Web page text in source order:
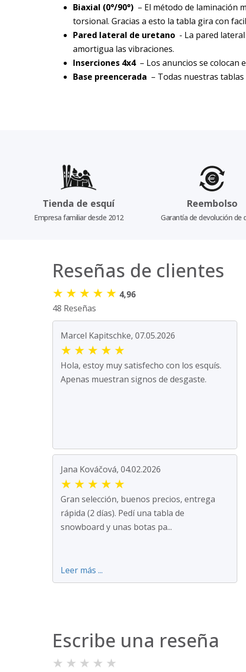
Biaxial (0°/90°) – El método de laminación
torsional. Gracias a esto la tabla gira con
Pared lateral de uretano - La pared
amortigua las vibraciones.
Inserciones 4x4– Los anuncios se colocan
Base preencerada – Todas nuestras
Tienda de esquí
Empresa familiar desde 2012
Reembolso
Garantía de devolución de
Reseñas de clientes
★ ★ ★ ★ ★ 4,96
48 Reseñas
Marcel Kapitschke, 07.05.2026
★ ★ ★ ★ ★
Hola, estoy muy satisfecho con los esquís.
Apenas muestran signos de desgaste.
Jana Kováčová, 04.02.2026
★ ★ ★ ★ ★
Gran selección, buenos precios, entrega
rápida (2 días). Pedí una tabla de
snowboard y unas botas pa...
Leer más ...
Escribe una reseña
★ ★ ★ ★ ★